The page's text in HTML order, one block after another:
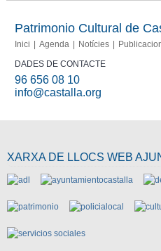
Patrimonio Cultural de
Inici Agenda Notícies
DADES DE CONTACTE
96 656 08 10
info@castalla.org
XARXA DE LLOCS WEB